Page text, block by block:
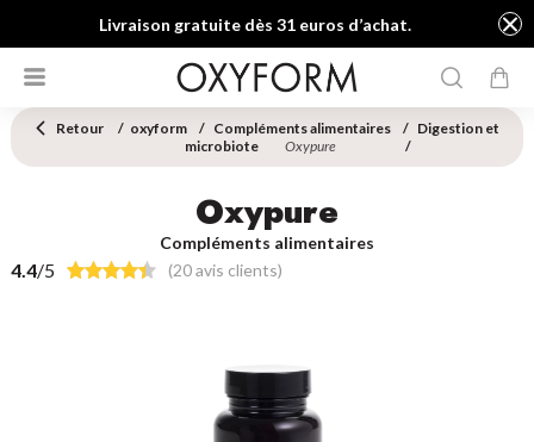
Livraison gratuite dès 31 euros d’achat.
Retour oxyform Compléments alimentaires
Digestion et
microbiote
Oxypure
Oxypure
Compléments alimentaires
4.4/5 (20 avis clients)